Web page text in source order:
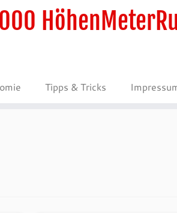
Tipps & Tricks